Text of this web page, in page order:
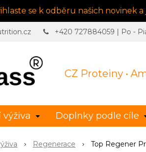
se k odběru našich novinek
CZ Proteiny •
+420 727884059 | Po -
výživa Doplnky podle cíle
Regenerace Top Regener